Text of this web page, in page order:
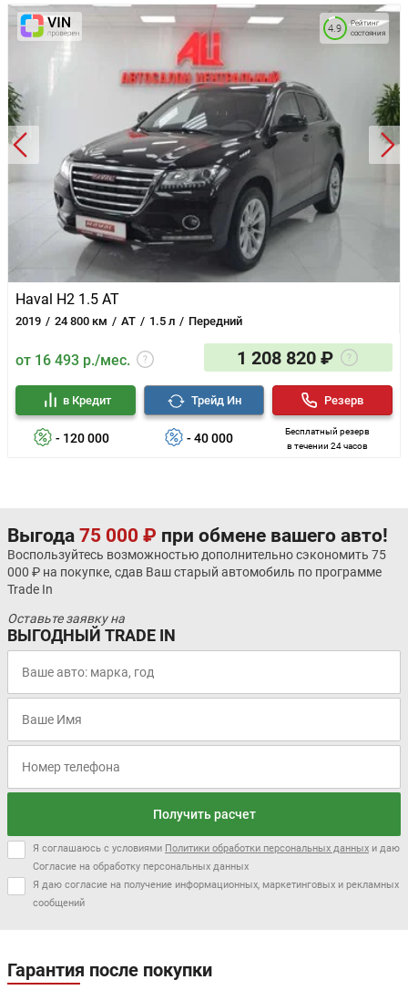
Haval H2 1.5 AT
2019 24 800 км AT 1.5 л Передний
Рейтинг
состояния
4.9
от 16 493 р./мес. 1 208 820 ₽
- 120 000
в Кредит
- 40 000
Трейд Ин
Бесплатный резерв
в течении 24 часов
Резерв
Выгода 75 000 ₽ при обмене вашего авто!
Воспользуйтесь возможностью дополнительно сэкономить 75
000 ₽ на покупке, сдав Ваш старый автомобиль по программе
Trade In
Оставьте заявку на
ВЫГОДНЫЙ TRADE IN
Получить расчет
Я соглашаюсь с условиями Политики обработки персональных данных и даю
Согласие на обработку персональных данных
Я даю согласие на получение информационных, маркетинговых и рекламных
сообщений
Гарантия после покупки